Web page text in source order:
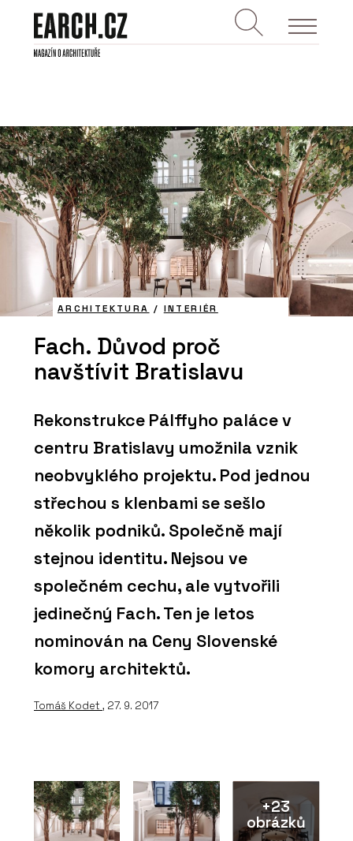
ARCHITEKTURA / INTERIÉR
Fach. Důvod proč
navštívit Bratislavu
Rekonstrukce Pálffyho paláce v
centru Bratislavy umožnila vznik
neobvyklého projektu. Pod jednou
střechou s klenbami se sešlo
několik podniků. Společně mají
stejnou identitu. Nejsou ve
společném cechu, ale vytvořili
jedinečný Fach. Ten je letos
nominován na Ceny Slovenské
komory architektů.
Tomáš Kodet , 27. 9. 2017
+23
obrázků